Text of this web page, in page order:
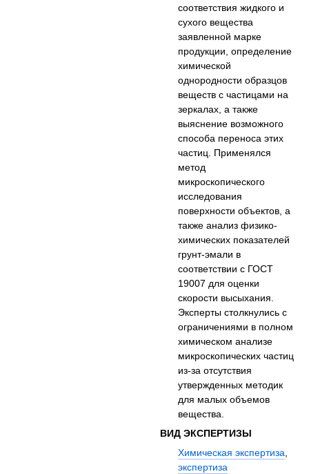
соответствия жидкого и
сухого вещества
заявленной марке
продукции, определение
химической
однородности образцов
веществ с частицами на
зеркалах, а также
выяснение возможного
способа переноса этих
частиц. Применялся
метод
микроскопического
исследования
поверхности объектов, а
также анализ физико-
химических показателей
грунт-эмали в
соответствии с ГОСТ
19007 для оценки
скорости высыхания.
Эксперты столкнулись с
ограничениями в полном
химическом анализе
микроскопических частиц
из-за отсутствия
утвержденных методик
для малых объемов
вещества.
ВИД ЭКСПЕРТИЗЫ
Химическая экспертиза,
экспертиза